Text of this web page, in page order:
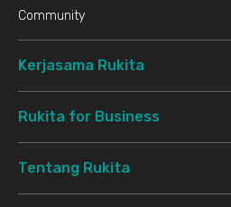
Community
Kerjasama Rukita
Rukita for Business
Tentang Rukita